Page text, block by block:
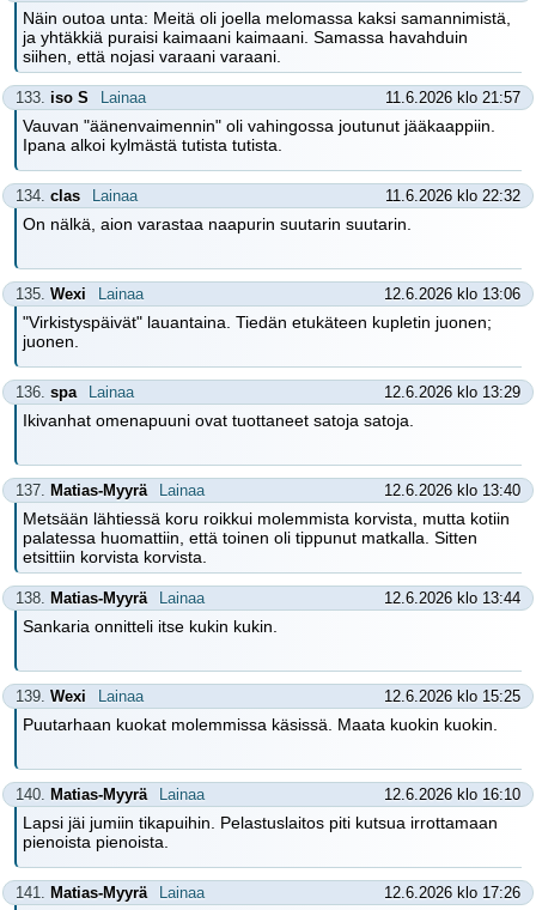
Näin outoa unta: Meitä oli joella melomassa kaksi samannimistä,
ja yhtäkkiä puraisi kaimaani kaimaani. Samassa havahduin
siihen, että nojasi varaani varaani.
133. iso S Lainaa 11.6.2026 klo 21:57
Vauvan "äänenvaimennin" oli vahingossa joutunut jääkaappiin.
Ipana alkoi kylmästä tutista tutista.
134. clas Lainaa 11.6.2026 klo 22:32
On nälkä, aion varastaa naapurin suutarin suutarin.
135. Wexi Lainaa 12.6.2026 klo 13:06
"Virkistyspäivät" lauantaina. Tiedän etukäteen kupletin juonen;
juonen.
136. spa Lainaa 12.6.2026 klo 13:29
Ikivanhat omenapuuni ovat tuottaneet satoja satoja.
137. Matias-Myyrä Lainaa 12.6.2026 klo 13:40
Metsään lähtiessä koru roikkui molemmista korvista, mutta kotiin
palatessa huomattiin, että toinen oli tippunut matkalla. Sitten
etsittiin korvista korvista.
138. Matias-Myyrä Lainaa 12.6.2026 klo 13:44
Sankaria onnitteli itse kukin kukin.
139. Wexi Lainaa 12.6.2026 klo 15:25
Puutarhaan kuokat molemmissa käsissä. Maata kuokin kuokin.
140. Matias-Myyrä Lainaa 12.6.2026 klo 16:10
Lapsi jäi jumiin tikapuihin. Pelastuslaitos piti kutsua irrottamaan
pienoista pienoista.
141. Matias-Myyrä Lainaa 12.6.2026 klo 17:26